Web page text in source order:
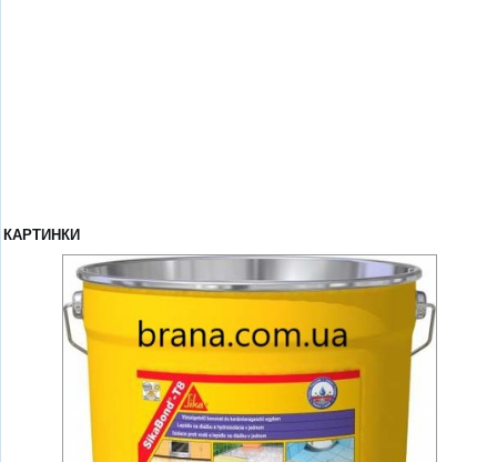
КАРТИНКИ